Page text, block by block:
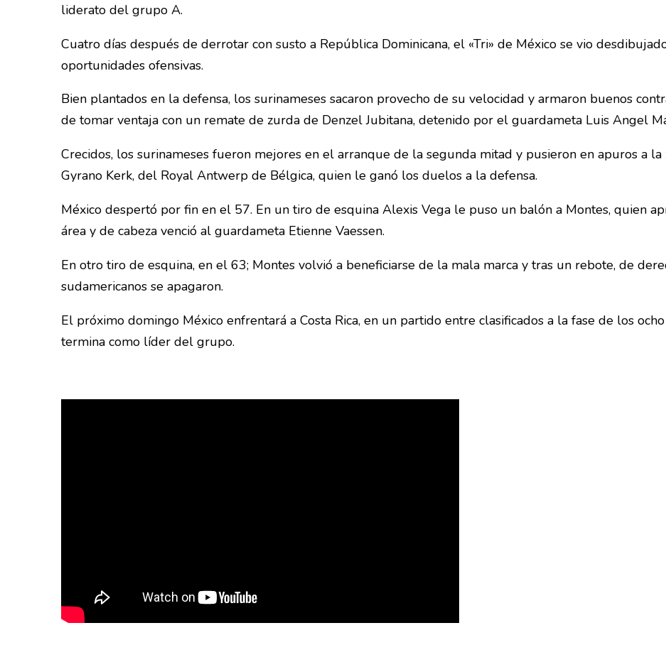
liderato del grupo A.
Cuatro días después de derrotar con susto a República Dominicana, el «Tri» de México se vio
oportunidades ofensivas.
Bien plantados en la defensa, los surinameses sacaron provecho de su velocidad y armaron buenos
de tomar ventaja con un remate de zurda de Denzel Jubitana, detenido por el guardameta Luis Angel
Crecidos, los surinameses fueron mejores en el arranque de la segunda mitad y pusieron en apuros a
Gyrano Kerk, del Royal Antwerp de Bélgica, quien le ganó los duelos a la defensa.
México despertó por fin en el 57. En un tiro de esquina Alexis Vega le puso un balón a Montes, quien
área y de cabeza venció al guardameta Etienne Vaessen.
En otro tiro de esquina, en el 63; Montes volvió a beneficiarse de la mala marca y tras un rebote, de
sudamericanos se apagaron.
El próximo domingo México enfrentará a Costa Rica, en un partido entre clasificados a la fase de los
termina como líder del grupo.